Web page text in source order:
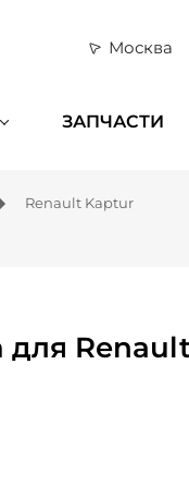
Москва
ЗАПЧАСТИ
Renault Kaptur
для